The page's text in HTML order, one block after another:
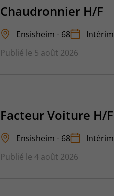
Chaudronnier H/F
Ensisheim - 68 Intérim
Publié le 5 août 2026
Facteur Voiture H/F
Ensisheim - 68 Intérim
Publié le 4 août 2026